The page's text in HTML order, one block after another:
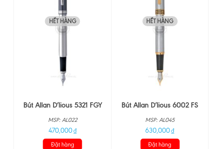
Bút Allan D’lious 5321 FGY
MSP: AL022
470,000₫
HẾT HÀNG
Đặt hàng
Bút Allan D’lious 6002 FS
MSP: AL045
630,000₫
HẾT HÀNG
Đặt hàng